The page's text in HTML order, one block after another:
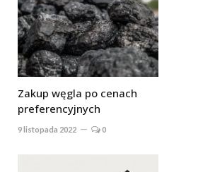
Zakup węgla po cenach
preferencyjnych
9 listopada 2022 0